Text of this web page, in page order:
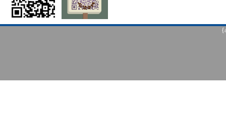
网 址：danxiadianqi@126.com
地 址：罗田县栗子坳村二组